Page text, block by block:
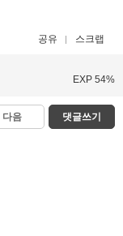
공유 스크랩
EXP 54%
다음 댓글쓰기